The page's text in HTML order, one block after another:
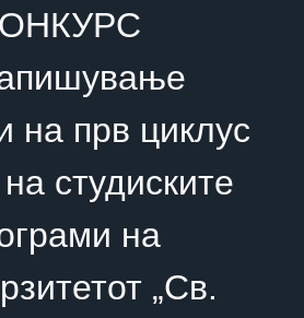
на прв циклус
студиските
на
„Св.